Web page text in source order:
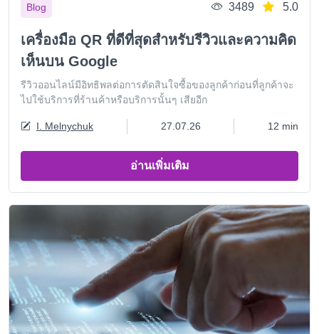
Blog 3489 5.0
เครื่องมือ QR ที่ดีที่สุดสำหรับรีวิวและความคิด
เห็นบน Google
รีวิวออนไลน์มีอิทธิพลต่อการตัดสินใจซื้อของลูกค้าก่อนที่ลูกค้าจะ
ไปใช้บริการที่ร้านค้าหรือบริการนั้นๆ เสียอีก
I. Melnychuk 27.07.26 12 min
อ่านเพิ่มเติม